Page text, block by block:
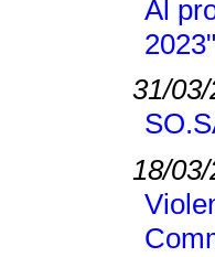
Al
31/
18/